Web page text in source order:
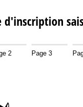
d'inscription
2 Page 3